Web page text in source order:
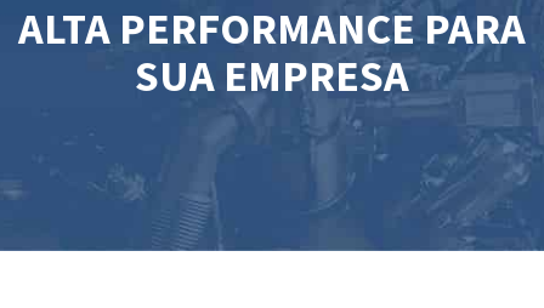
ALTA PERFORMANCE PARA
SUA EMPRESA